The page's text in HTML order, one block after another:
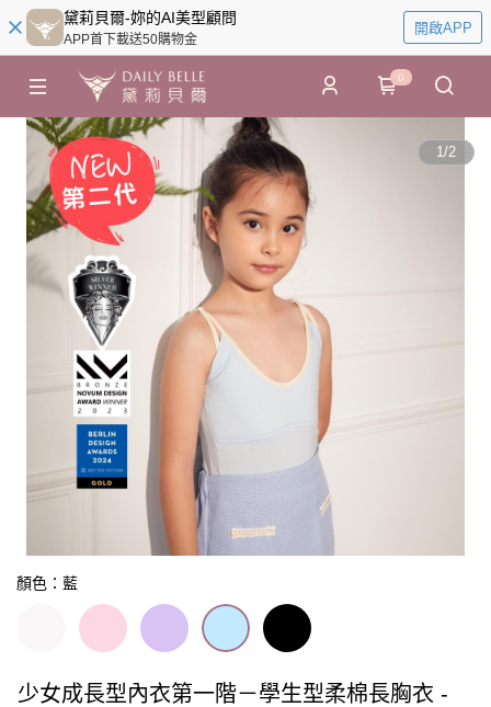
黛莉貝爾-妳的AI美型顧問
APP首下載送50購物金
開啟APP
0
1/2
顏色：藍
少女成長型內衣第一階－學生型柔棉長胸衣 -